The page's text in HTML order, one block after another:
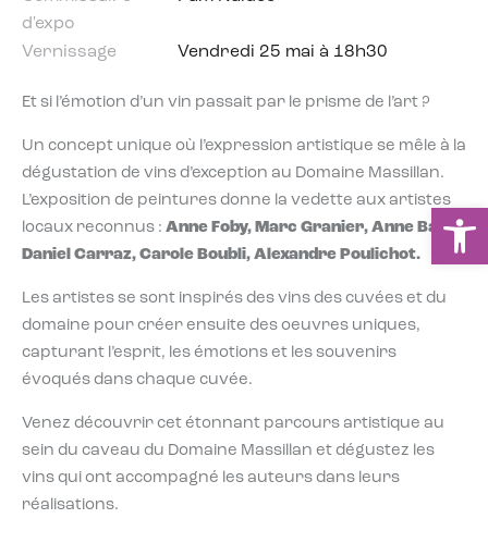
d'expo
Vernissage Vendredi 25 mai à 18h30
Et si l’émotion d’un vin passait par le prisme de l’art ?
Un concept unique où l’expression artistique se mêle à la
dégustation de vins d’exception au Domaine Massillan.
L’exposition de peintures donne la vedette aux artistes
locaux reconnus : Anne Foby, Marc Granier, Anne Bataï,
Daniel Carraz, Carole Boubli, Alexandre Poulichot.
Les artistes se sont inspirés des vins des cuvées et du
domaine pour créer ensuite des oeuvres uniques,
capturant l’esprit, les émotions et les souvenirs
évoqués dans chaque cuvée.
Venez découvrir cet étonnant parcours artistique au
sein du caveau du Domaine Massillan et dégustez les
vins qui ont accompagné les auteurs dans leurs
réalisations.